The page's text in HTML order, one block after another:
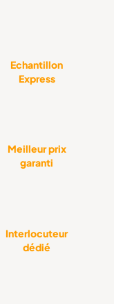
Echantillon
Express
Meilleur prix
garanti
Interlocuteur
dédié